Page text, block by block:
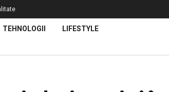
TEHNOLOGII LIFESTYLE